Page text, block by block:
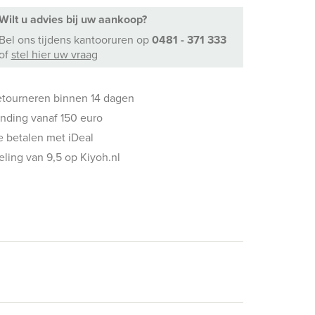
u advies bij uw aankoop?
Bel onstijdens kantooruren op0481 - 371 333
ofstel hier uw vraag
binnen 14 dagen
vanaf 150 euro
betalen met iDeal
van 9,5 op Kiyoh.nl